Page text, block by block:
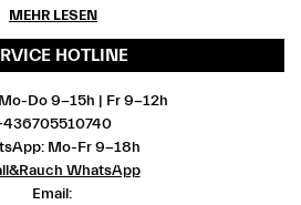
MEHR LESEN
HOTLINE
Do 9-15h | Fr 9-12h
Mo-Fr 9-18h
WhatsApp
Email: